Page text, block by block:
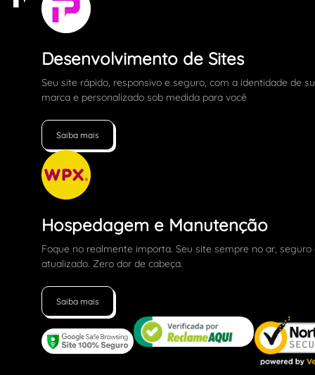
Desenvolvimento de Sites
Seu site rápido, responsivo e seguro, com a identidade de
marca e personalizado sob medida para você
Saiba mais
Hospedagem e Manutenção
Foque no realmente importa. Seu site sempre no ar, seguro
atualizado. Zero dor de cabeça.
Saiba mais